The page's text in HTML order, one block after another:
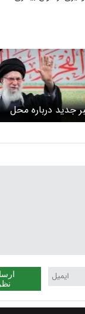
جدید درباره محل
رهبر انقلاب
نظر